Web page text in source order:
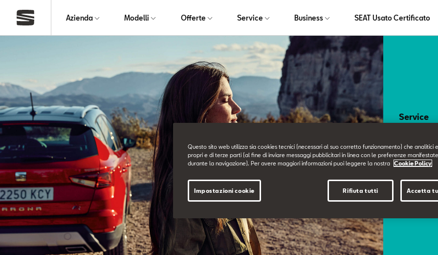
Azienda Modelli Offerte Service Business SEAT Usato Certificato
Service
I
Ci
nei
Questo sito web utilizza sia cookies tecnici (necessari al suo corretto funzionamento) che analitici
propri e di terze parti (al fine di inviare messaggi pubblicitari in linea con le preferenze
durante la navigazione). Per avere maggiori informazioni puoi leggere la nostra
Cookie Policy
Rifiuta tutti Accetta
Impostazioni cookie